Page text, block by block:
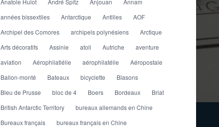
années bissextiles
Antarctique Antilles
AOF
Archipel des Comores
archipels polynésiens
Arctique
Arts décoratifs
Assinie atoll Autriche
aventure
aviation
Aérophilatlélie aérophilatélie
Aéropostale
Ballon-monté
Bateaux bicyclette
Blasons
Bleu de Prusse
bloc de 4 Boers Bordeaux
Briat
British Antarctic Territory
bureaux allemands en Chine
Bureaux français
bureaux français en Chine